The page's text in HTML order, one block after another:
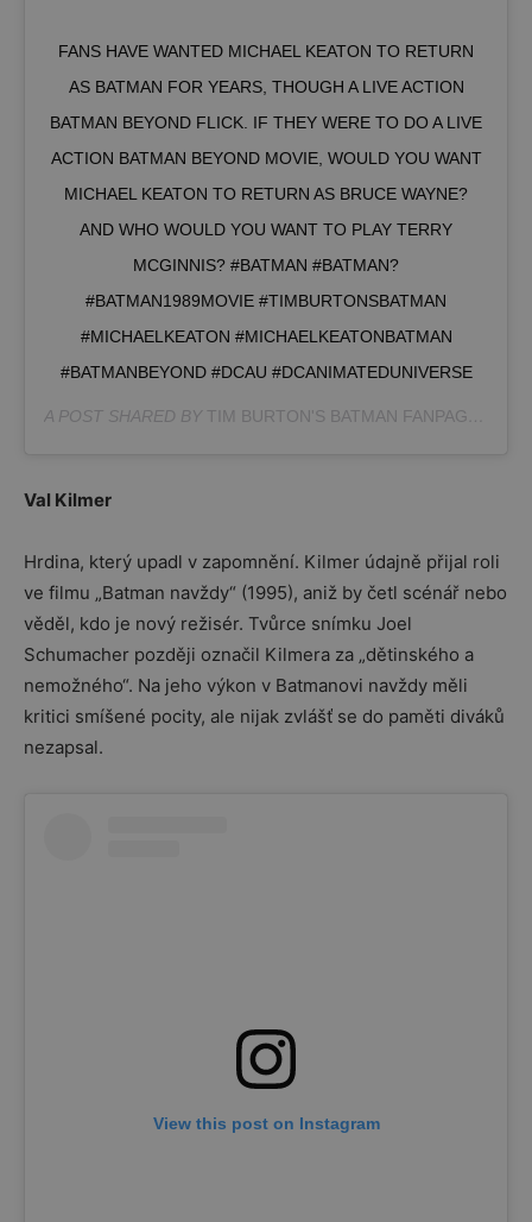
FANS HAVE WANTED MICHAEL KEATON TO RETURN
AS BATMAN FOR YEARS, THOUGH A LIVE ACTION
BATMAN BEYOND FLICK. IF THEY WERE TO DO A LIVE
ACTION BATMAN BEYOND MOVIE, WOULD YOU WANT
MICHAEL KEATON TO RETURN AS BRUCE WAYNE?
AND WHO WOULD YOU WANT TO PLAY TERRY
MCGINNIS? #BATMAN #BATMAN?
#BATMAN1989MOVIE #TIMBURTONSBATMAN
#MICHAELKEATON #MICHAELKEATONBATMAN
#BATMANBEYOND #DCAU #DCANIMATEDUNIVERSE
A POST SHARED BY TIM BURTON'S BATMAN FANPAGE
Val Kilmer
Hrdina, který upadl v zapomnění. Kilmer údajně přijal roli
ve filmu „Batman navždy“ (1995), aniž by četl scénář nebo
věděl, kdo je nový režisér. Tvůrce snímku Joel
Schumacher později označil Kilmera za „dětinského a
nemožného“. Na jeho výkon v Batmanovi navždy měli
kritici smíšené pocity, ale nijak zvlášť se do paměti diváků
nezapsal.
View this post on Instagram